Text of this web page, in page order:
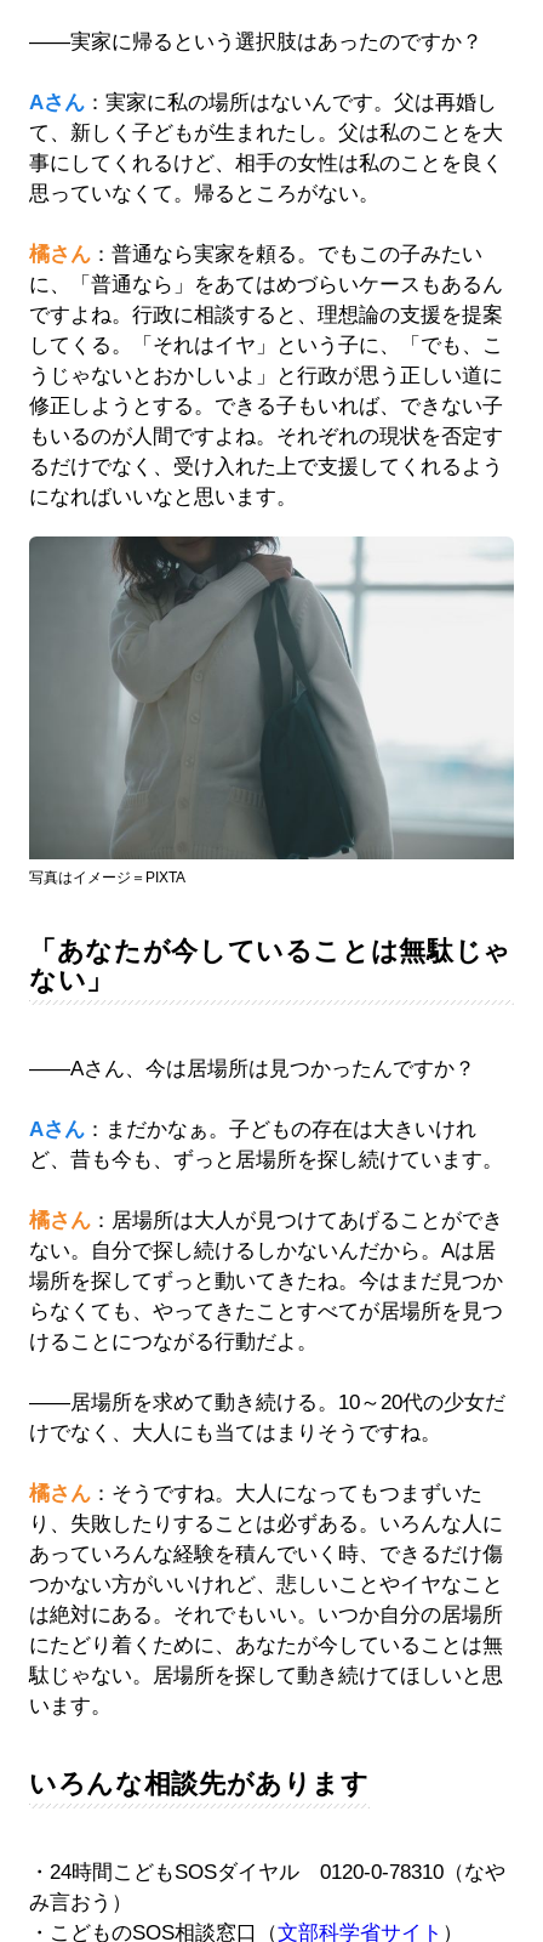
――実家に帰るという選択肢はあったのですか？
Aさん：実家に私の場所はないんです。父は再婚し
て、新しく子どもが生まれたし。父は私のことを大
事にしてくれるけど、相手の女性は私のことを良く
思っていなくて。帰るところがない。
橘さん：普通なら実家を頼る。でもこの子みたい
に、「普通なら」をあてはめづらいケースもあるん
ですよね。行政に相談すると、理想論の支援を提案
してくる。「それはイヤ」という子に、「でも、こ
うじゃないとおかしいよ」と行政が思う正しい道に
修正しようとする。できる子もいれば、できない子
もいるのが人間ですよね。それぞれの現状を否定す
るだけでなく、受け入れた上で支援してくれるよう
になればいいなと思います。
写真はイメージ＝PIXTA
「あなたが今していることは無駄じゃ
ない」
――Aさん、今は居場所は見つかったんですか？
Aさん：まだかなぁ。子どもの存在は大きいけれ
ど、昔も今も、ずっと居場所を探し続けています。
橘さん：居場所は大人が見つけてあげることができ
ない。自分で探し続けるしかないんだから。Aは居
場所を探してずっと動いてきたね。今はまだ見つか
らなくても、やってきたことすべてが居場所を見つ
けることにつながる行動だよ。
――居場所を求めて動き続ける。10～20代の少女だ
けでなく、大人にも当てはまりそうですね。
橘さん：そうですね。大人になってもつまずいた
り、失敗したりすることは必ずある。いろんな人に
あっていろんな経験を積んでいく時、できるだけ傷
つかない方がいいけれど、悲しいことやイヤなこと
は絶対にある。それでもいい。いつか自分の居場所
にたどり着くために、あなたが今していることは無
駄じゃない。居場所を探して動き続けてほしいと思
います。
いろんな相談先があります
・24時間こどもSOSダイヤル 0120-0-78310（なや
み言おう）
・こどものSOS相談窓口（文部科学省サイト ）